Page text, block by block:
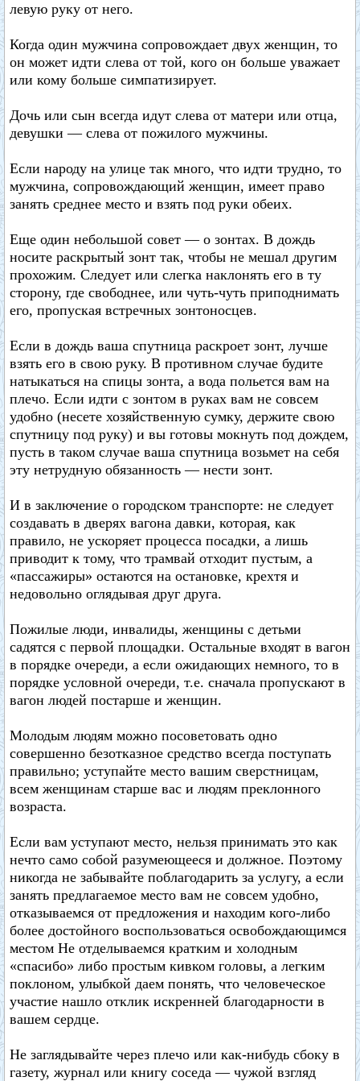
левую руку от него.
Когда один мужчина сопровождает двух женщин, то
он может идти слева от той, кого он больше уважает
или кому больше симпатизирует.
Дочь или сын всегда идут слева от матери или отца,
девушки — слева от пожилого мужчины.
Если народу на улице так много, что идти трудно, то
мужчина, сопровождающий женщин, имеет право
занять среднее место и взять под руки обеих.
Еще один небольшой совет — о зонтах. В дождь
носите раскрытый зонт так, чтобы не мешал другим
прохожим. Следует или слегка наклонять его в ту
сторону, где свободнее, или чуть-чуть приподнимать
его, пропуская встречных зонтоносцев.
Если в дождь ваша спутница раскроет зонт, лучше
взять его в свою руку. В противном случае будите
натыкаться на спицы зонта, а вода польется вам на
плечо. Если идти с зонтом в руках вам не совсем
удобно (несете хозяйственную сумку, держите свою
спутницу под руку) и вы готовы мокнуть под дождем,
пусть в таком случае ваша спутница возьмет на себя
эту нетрудную обязанность — нести зонт.
И в заключение о городском транспорте: не следует
создавать в дверях вагона давки, которая, как
правило, не ускоряет процесса посадки, а лишь
приводит к тому, что трамвай отходит пустым, а
«пассажиры» остаются на остановке, крехтя и
недовольно оглядывая друг друга.
Пожилые люди, инвалиды, женщины с детьми
садятся с первой площадки. Остальные входят в вагон
в порядке очереди, а если ожидающих немного, то в
порядке условной очереди, т.е. сначала пропускают в
вагон людей постарше и женщин.
Молодым людям можно посоветовать одно
совершенно безотказное средство всегда поступать
правильно; уступайте место вашим сверстницам,
всем женщинам старше вас и людям преклонного
возраста.
Если вам уступают место, нельзя принимать это как
нечто само собой разумеющееся и должное. Поэтому
никогда не забывайте поблагодарить за услугу, а если
занять предлагаемое место вам не совсем удобно,
отказываемся от предложения и находим кого-либо
более достойного воспользоваться освобождающимся
местом Не отделываемся кратким и холодным
«спасибо» либо простым кивком головы, а легким
поклоном, улыбкой даем понять, что человеческое
участие нашло отклик искренней благодарности в
вашем сердце.
Не заглядывайте через плечо или как-нибудь сбоку в
газету, журнал или книгу соседа — чужой взгляд